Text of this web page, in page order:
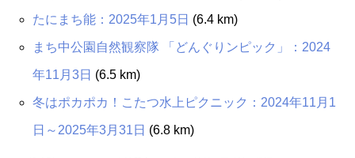
たにまち能：2025年1月5日 (6.4 km)
まち中公園自然観察隊 「どんぐりンピック」：2024
年11月3日 (6.5 km)
冬はポカポカ！こたつ水上ピクニック：2024年11月1
日～2025年3月31日 (6.8 km)